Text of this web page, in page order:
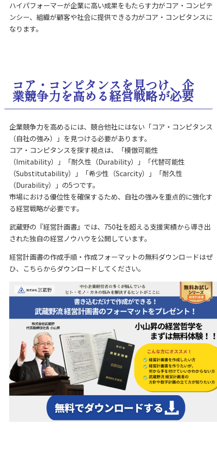
ハイパフォーマーが企業に高い成果をもたらす力がコア・コンピテ
ンシー、 組織が顧客や社会に提供できる力がコア・コンピタンスに
なります。
コア・コンピタンスを見つけ、企
業競争力を高める経営戦略が必要
企業競争力を高めるには、競合他社にはない「コア・コンピタンス
（自社の強み）」を見つける必要があります。
コア・コンピタンスを探す視点は、「模倣可能性
（Imitability）」「耐久性（Durability）」「代替可能性
（Substitutability）」「希少性（Scarcity）」「耐久性
（Durability）」の5つです。
市場における優位性を確保するため、自社の強みを重点的に強化す
る経営戦略が必要です。
武蔵野の『経営計画書』では、750社を超える支援実績から導き出
された独自の経営ノウハウを公開しています。
経営計画書の作成手順・作成フォーマットの無料ダウンロードはぜ
ひ、こちらからダウンロードしてください。